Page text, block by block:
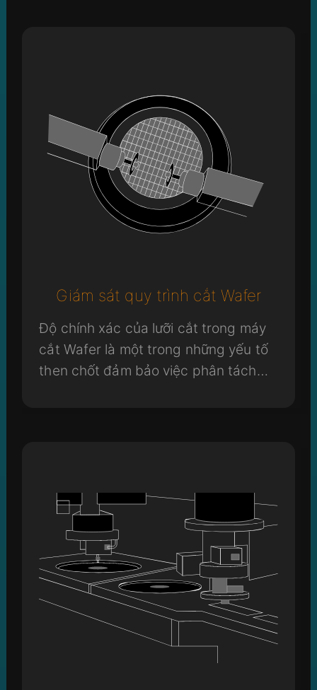
Giám sát quy trình cắt Wafer
Độ chính xác của lưỡi cắt trong máy
cắt Wafer là một trong những yếu tố
then chốt đảm bảo việc phân tách